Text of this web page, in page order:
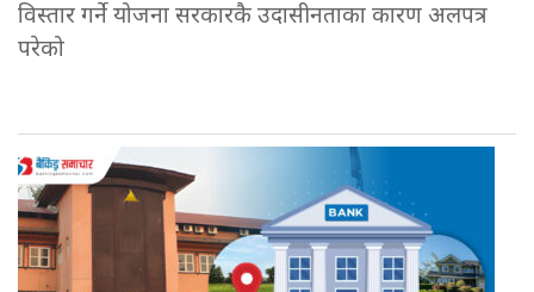
विस्तार गर्ने योजना सरकारकै उदासीनताका कारण अलपत्र
परेको